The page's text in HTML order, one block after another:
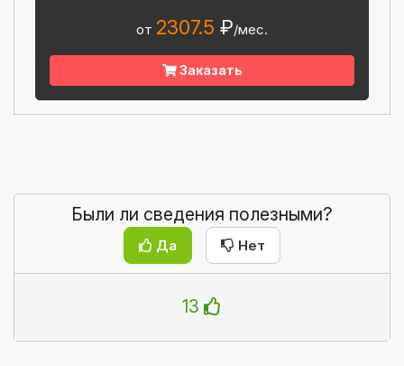
от 2307.5 ₽/мес.
Заказать
Были ли сведения полезными?
Да Нет
13